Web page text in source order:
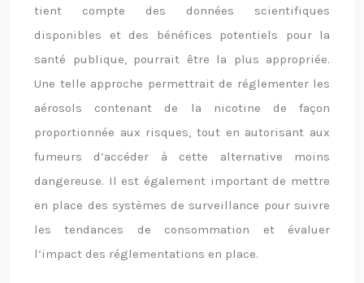
tient compte des données scientifiques
disponibles et des bénéfices potentiels pour la
santé publique, pourrait être la plus appropriée.
Une telle approche permettrait de réglementer les
aérosols contenant de la nicotine de façon
proportionnée aux risques, tout en autorisant aux
fumeurs d’accéder à cette alternative moins
dangereuse. Il est également important de mettre
en place des systèmes de surveillance pour suivre
les tendances de consommation et évaluer
l’impact des réglementations en place.